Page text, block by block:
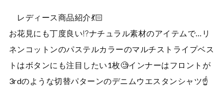
レディース商品紹介💃🏻
お花見にも丁度良い⁉️ナチュラル素材のアイテムで…リ
ネンコットンのパステルカラーのマルチストライプベス
トはボタンにも注目したい1枚🧐インナーはフロントが
3rdのような切替パターンのデニムウエスタンシャツ☝️